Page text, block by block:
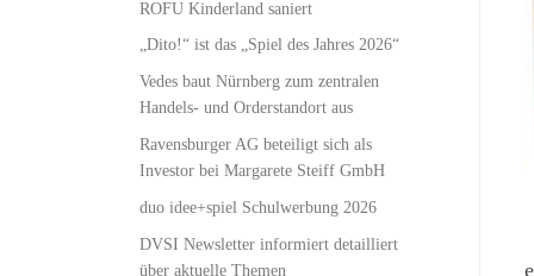
ROFU Kinderland saniert
„Dito!“ ist das „Spiel des Jahres 2026“
Vedes baut Nürnberg zum zentralen
Handels- und Orderstandort aus
Ravensburger AG beteiligt sich als
Investor bei Margarete Steiff GmbH
duo idee+spiel Schulwerbung 2026
DVSI Newsletter informiert detailliert
über aktuelle Themen